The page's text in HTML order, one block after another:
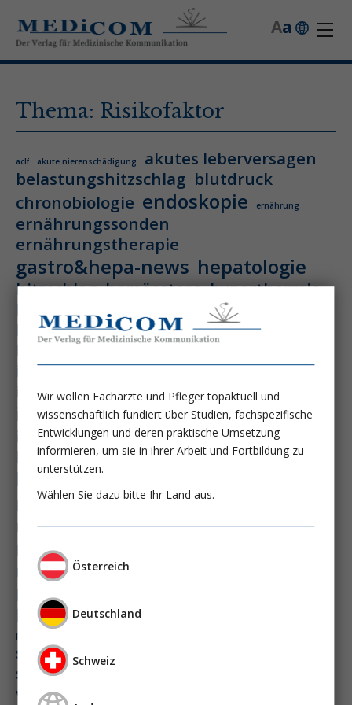
a
A
Thema: Risikofaktor
aclf akute nierenschädigung
akutes leberversagen
belastungshitzschlag blutdruck
chronobiologie endoskopie ernährung
ernährungssonden
ernährungstherapie
gastro&hepa-news hepatologie
hitzschlag homöostase hyperthermie
hämatologie
hämatologische neoplasie
hämodynamische optimierung
immundysfunktion
immunosep-studie immuntherapie
intensiv-news intensivmedizin
intensivstation intensivversorgung
kdigo-leitlinien lebernekrose
leberzirrhose
masld
multiples myelom nasogastrale sonde
nephro-news
niereninsuffizienz
peg-implantationstechniken
perioperative nierenschädigung
pisces-studie
schluckstörung
septischer schock
vasopressortherapie
Wir wollen Fachärzte und Pfleger topaktuell und
wissenschaftlich fundiert über Studien, fachspezifische
Entwicklungen und deren praktische Umsetzung
informieren, um sie in ihrer Arbeit und Fortbildung zu
unterstützen.
Wählen Sie dazu bitte Ihr Land aus.
Österreich
Deutschland
Schweiz